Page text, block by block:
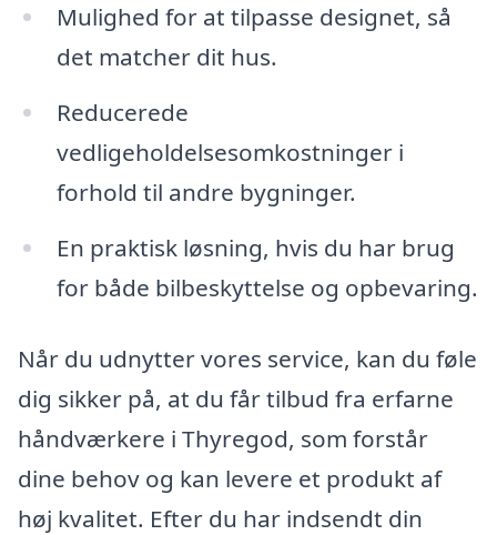
Mulighed for at tilpasse designet, så
det matcher dit hus.
Reducerede
vedligeholdelsesomkostninger i
forhold til andre bygninger.
En praktisk løsning, hvis du har brug
for både bilbeskyttelse og opbevaring.
Når du udnytter vores service, kan du føle
dig sikker på, at du får tilbud fra erfarne
håndværkere i Thyregod, som forstår
dine behov og kan levere et produkt af
høj kvalitet. Efter du har indsendt din